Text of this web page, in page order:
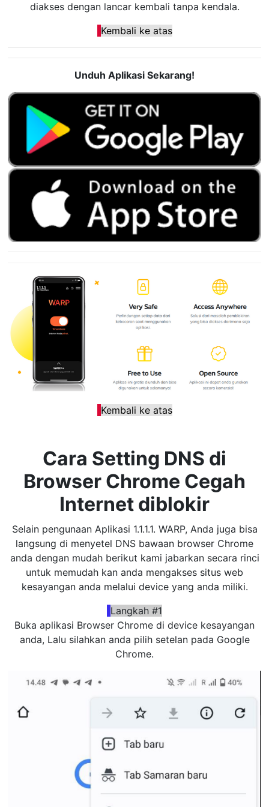
diakses dengan lancar kembali tanpa kendala.
Kembali ke atas
Unduh Aplikasi Sekarang!
Kembali ke atas
Cara Setting DNS di
Browser Chrome Cegah
Internet diblokir
Selain pengunaan Aplikasi 1.1.1.1. WARP, Anda juga bisa
langsung di menyetel DNS bawaan browser Chrome
anda dengan mudah berikut kami jabarkan secara rinci
untuk memudah kan anda mengakses situs web
kesayangan anda melalui device yang anda miliki.
Langkah #1
Buka aplikasi Browser Chrome di device kesayangan
anda, Lalu silahkan anda pilih setelan pada Google
Chrome.